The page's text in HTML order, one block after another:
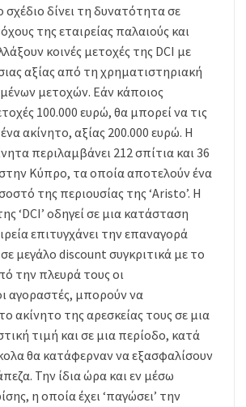
δίνει τη δυνατότητα σε
της εταιρείας παλαιούς και
κοινές μετοχές της DCI με
αξίας από τη χρηματιστηριακή
μετοχών. Εάν κάποιος
100.000 ευρώ, θα μπορεί να τις
ακίνητο, αξίας 200.000 ευρώ. Η
περιλαμβάνει 212 σπίτια και 36
Κύπρο, τα οποία αποτελούν ένα
της περιουσίας της ‘Aristo’. Η
‘DCI’ οδηγεί σε μια κατάσταση
επιτυγχάνει την επαναγορά
μεγάλο discount συγκριτικά με το
την πλευρά τους οι
αγοραστές, μπορούν να
ακίνητο της αρεσκείας τους σε μια
τιμή και σε μια περίοδο, κατά
θα κατάφερναν να εξασφαλίσουν
Την ίδια ώρα και εν μέσω
η οποία έχει ‘παγώσει’ την